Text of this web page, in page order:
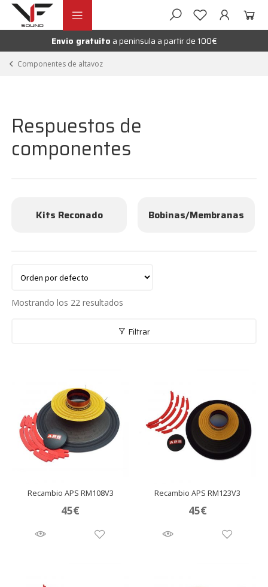
Ir
navegación
Ir
contenidoEnvío gratuito a peninsula a partir de 100€
Componentes de altavoz
Respuestos de
componentes
Kits Reconado Bobinas/Membranas
Mostrando los 22 resultados
Filtrar
Recambio APS RM108V3
45€
Recambio APS RM123V3
45€